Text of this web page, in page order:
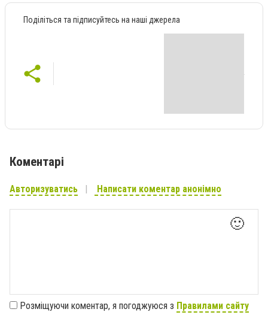
Поділіться та підписуйтесь на наші джерела
Коментарі
Авторизуватись Написати коментар анонімно
🙂
Розміщуючи коментар, я погоджуюся з Правилами сайту